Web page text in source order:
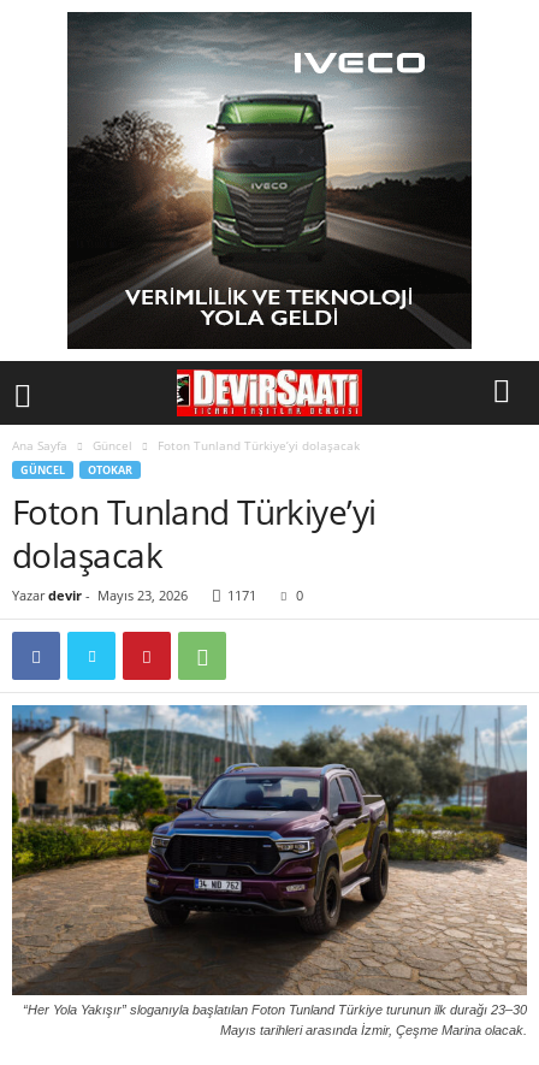
Ana Sayfa Güncel Foton Tunland Türkiye’yi dolaşacak
GÜNCEL OTOKAR
Foton Tunland Türkiye’yi
dolaşacak
Yazar devir - Mayıs 23, 2026 1171 0
“Her Yola Yakışır” sloganıyla başlatılan Foton Tunland Türkiye turunun ilk durağı 23–30
Mayıs tarihleri arasında İzmir, Çeşme Marina olacak.